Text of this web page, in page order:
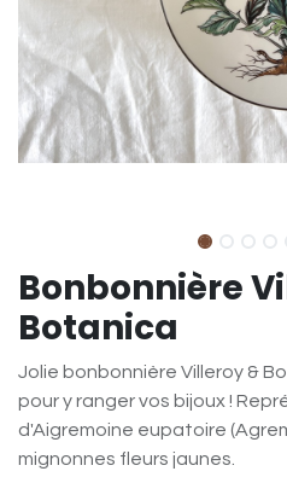
Bonbonnière
Botanica
Jolie bonbonnière Villeroy &
pour y ranger vos bijoux !
d'Aigremoine eupatoire
mignonnes fleurs jaunes.